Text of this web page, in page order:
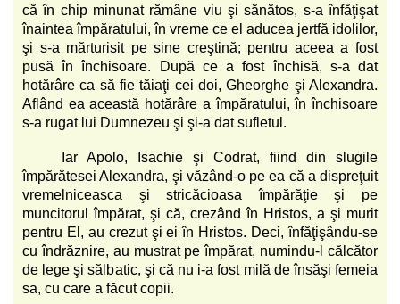
că în chip minunat rămâne viu şi sănătos, s-a înfăţişat
înaintea împăratului, în vreme ce el aducea jertfă idolilor,
şi s-a mărturisit pe sine creştină; pentru aceea a fost
pusă în închisoare. După ce a fost închisă, s-a dat
hotărâre ca să fie tăiaţi cei doi, Gheorghe şi Alexandra.
Aflând ea această hotărâre a împăratului, în închisoare
s-a rugat lui Dumnezeu şi şi-a dat sufletul.
Iar Apolo, Isachie şi Codrat, fiind din slugile
împărătesei Alexandra, şi văzând-o pe ea că a dispreţuit
vremelniceasca şi stricăcioasa împărăţie şi pe
muncitorul împărat, şi că, crezând în Hristos, a şi murit
pentru El, au crezut şi ei în Hristos. Deci, înfăţişându-se
cu îndrăznire, au mustrat pe împărat, numindu-l călcător
de lege şi sălbatic, şi că nu i-a fost milă de însăşi femeia
sa, cu care a făcut copii.